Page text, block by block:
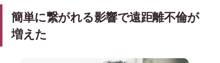
簡単に繋がれる影響で遠距離不倫が
増えた